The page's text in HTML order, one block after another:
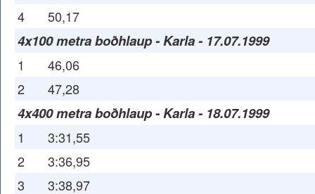
4
50,17
4x100 metra boðhlaup - Karla - 17.07.1999
1
46,06
2
47,28
4x400 metra boðhlaup - Karla - 18.07.1999
1
3:31,55
2
3:36,95
3
3:38,97